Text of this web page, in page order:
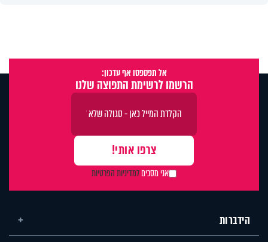
אל תפספסו אף עדכון:
הרשמו לרשימת התפוצה שלנו
אני מסכיםלמדיניות הפרטיות
הידברות